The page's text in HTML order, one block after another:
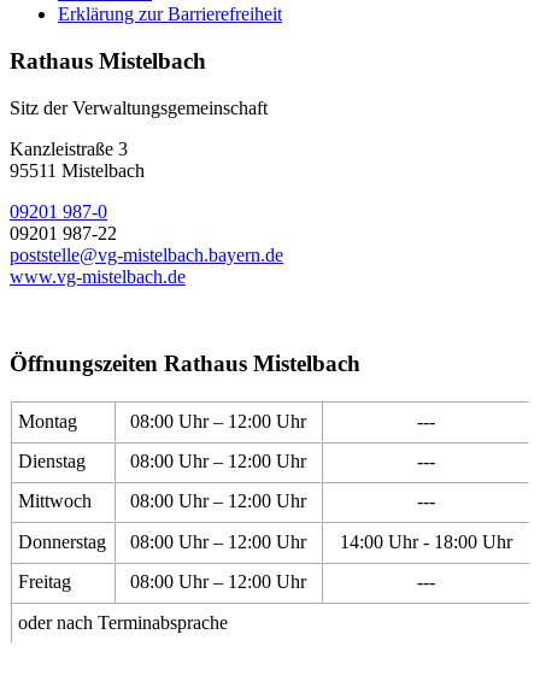
Erklärung zur Barrierefreiheit
Rathaus Mistelbach
Sitz der Verwaltungsgemeinschaft
Kanzleistraße 3
95511 Mistelbach
09201 987-0
09201 987-22
poststelle@vg-mistelbach.bayern.de
www.vg-mistelbach.de
Öffnungszeiten Rathaus Mistelbach
Montag 08:00 Uhr – 12:00 Uhr
---
Dienstag
08:00 Uhr – 12:00 Uhr
---
Mittwoch
08:00 Uhr – 12:00 Uhr
---
Donnerstag
08:00 Uhr – 12:00 Uhr
14:00 Uhr - 18:00 Uhr
Freitag
08:00 Uhr – 12:00 Uhr
---
oder nach Terminabsprache